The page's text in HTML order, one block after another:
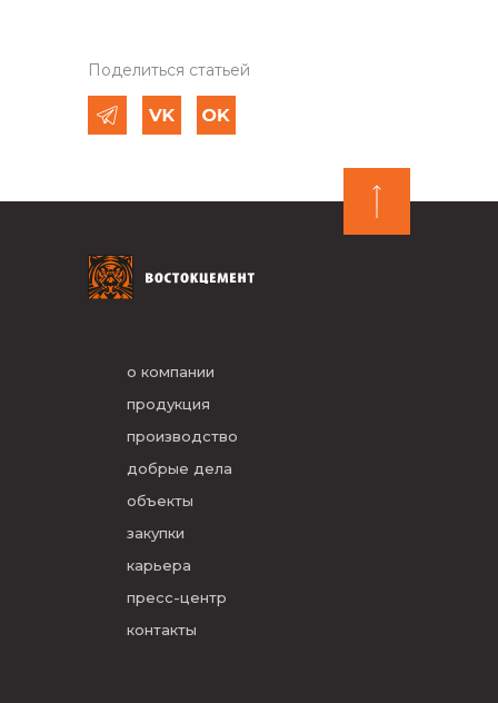
Поделиться статьей
о компании
продукция
производство
добрые дела
объекты
закупки
карьера
пресс-центр
контакты